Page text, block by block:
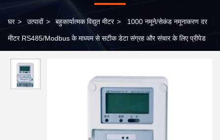
घर > उत्पादों > बहुकार्यात्मक विद्युत मीटर > 1000 नमूने/सेकंड नमूनाकरण दर
मीटर RS485/Modbus के माध्यम से सटीक डेटा संग्रह और संचार के लिए प्रीपेड